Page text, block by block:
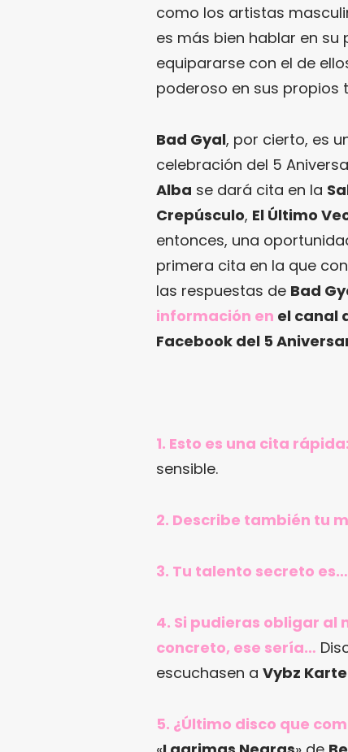
como los artistas
es más bien hablar en
equipararse con el de
poderoso en sus propios
Bad Gyal, por cierto, es
celebración del 5
Alba se dará cita en la
Crepúsculo, El Último
entonces, una
primera cita en la que
las respuestas de Bad
información en el canal
Facebook del 5
1. Esto es una cita
sensible.
2. Describe también tu
3. Tu talento secreto es…
4. Si pudieras obligar al
concreto, ese sería…
escuchasen a Vybz
5. ¿Último disco que